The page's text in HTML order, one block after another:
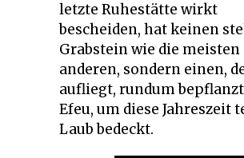
letzte Ruhestätte wirkt
bescheiden, hat keinen
Grabstein wie die meisten
anderen, sondern einen,
aufliegt, rundum
Efeu, um diese Jahreszeit
Laub bedeckt.